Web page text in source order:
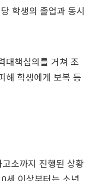
학생의 졸업과 동시
대책심의를 거쳐 조
해 학생에게 보복 등
소까지 진행된 상황